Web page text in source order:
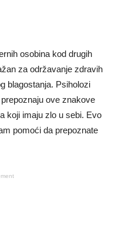
osobina kod drugih
za održavanje zdravih
blagostanja. Psiholozi
ove znakove
koji imaju zlo u sebi. Evo
pomoći da prepoznate